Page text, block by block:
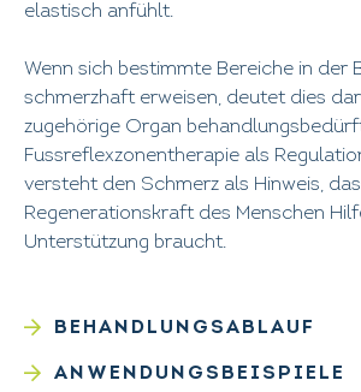
elastisch anfühlt.
Wenn sich bestimmte Bereiche in der
schmerzhaft erweisen, deutet dies
zugehörige Organ
Fussreflexzonentherapie als
versteht den Schmerz als Hinweis,
Regenerationskraft des Menschen
Unterstützung braucht.
BEHANDLUNGSABLAUF
ANWENDUNGSBEISPIELE